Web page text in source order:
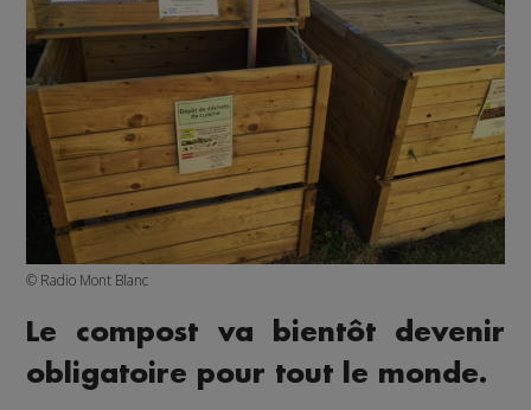
© Radio Mont Blanc
Le compost va bientôt devenir
obligatoire pour tout le monde.